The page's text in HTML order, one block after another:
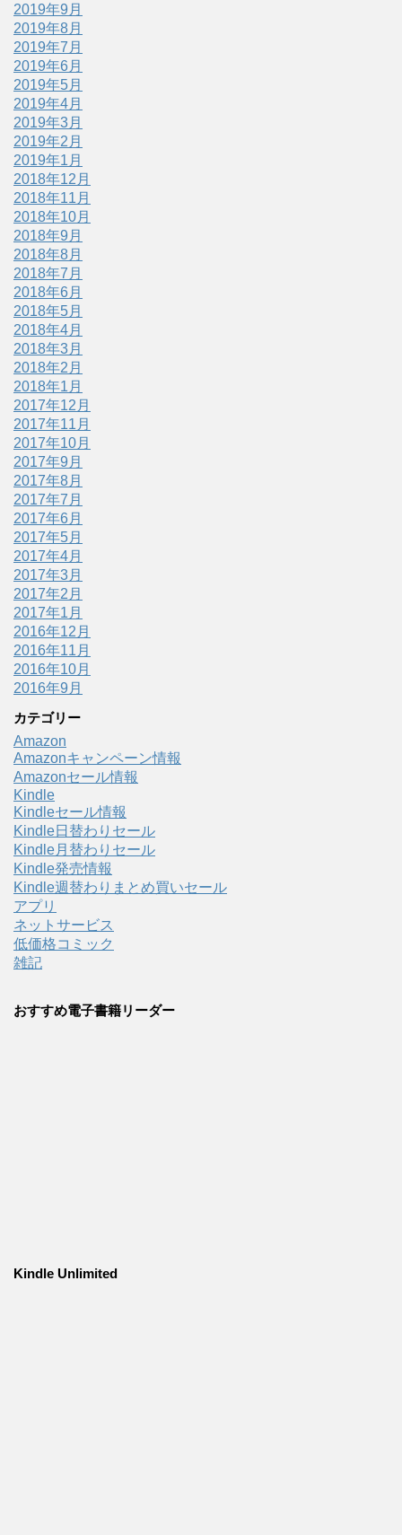
2019年9月
2019年8月
2019年7月
2019年6月
2019年5月
2019年4月
2019年3月
2019年2月
2019年1月
2018年12月
2018年11月
2018年10月
2018年9月
2018年8月
2018年7月
2018年6月
2018年5月
2018年4月
2018年3月
2018年2月
2018年1月
2017年12月
2017年11月
2017年10月
2017年9月
2017年8月
2017年7月
2017年6月
2017年5月
2017年4月
2017年3月
2017年2月
2017年1月
2016年12月
2016年11月
2016年10月
2016年9月
カテゴリー
Amazon
Amazonキャンペーン情報
Amazonセール情報
Kindle
Kindleセール情報
Kindle日替わりセール
Kindle月替わりセール
Kindle発売情報
Kindle週替わりまとめ買いセール
アプリ
ネットサービス
低価格コミック
雑記
おすすめ電子書籍リーダー
Kindle Unlimited